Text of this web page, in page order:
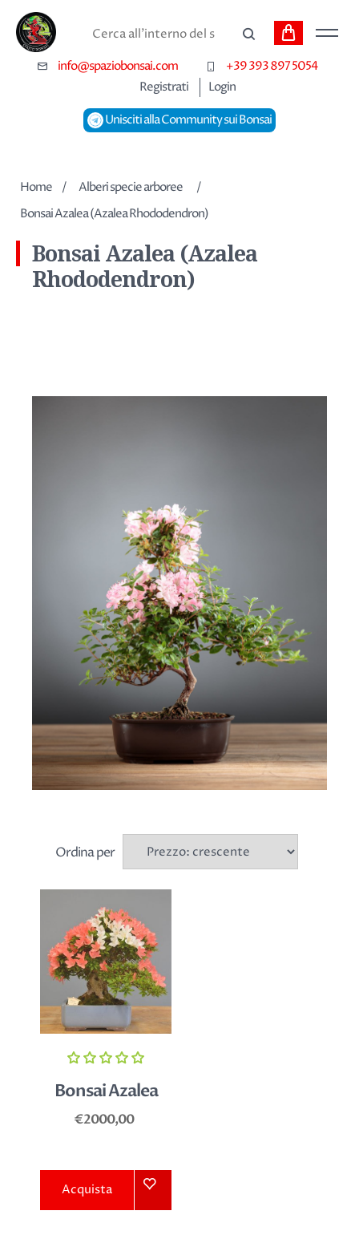
Cerca
info@spaziobonsai.com
+39 393 897 5054
Registrati
Login
Unisciti alla Community sui Bonsai
Carrello
Home / Alberi specie arboree
/
Bonsai Azalea (Azalea Rhododendron)
Bonsai Azalea (Azalea
Rhododendron)
Ordina per
Bonsai Azalea
€2000,00
Acquista